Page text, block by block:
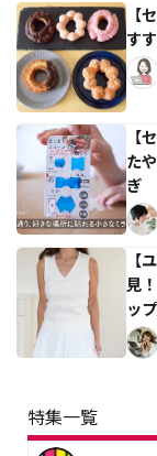
【
す
【
た
ぎ
【
見
ップ
特集一覧